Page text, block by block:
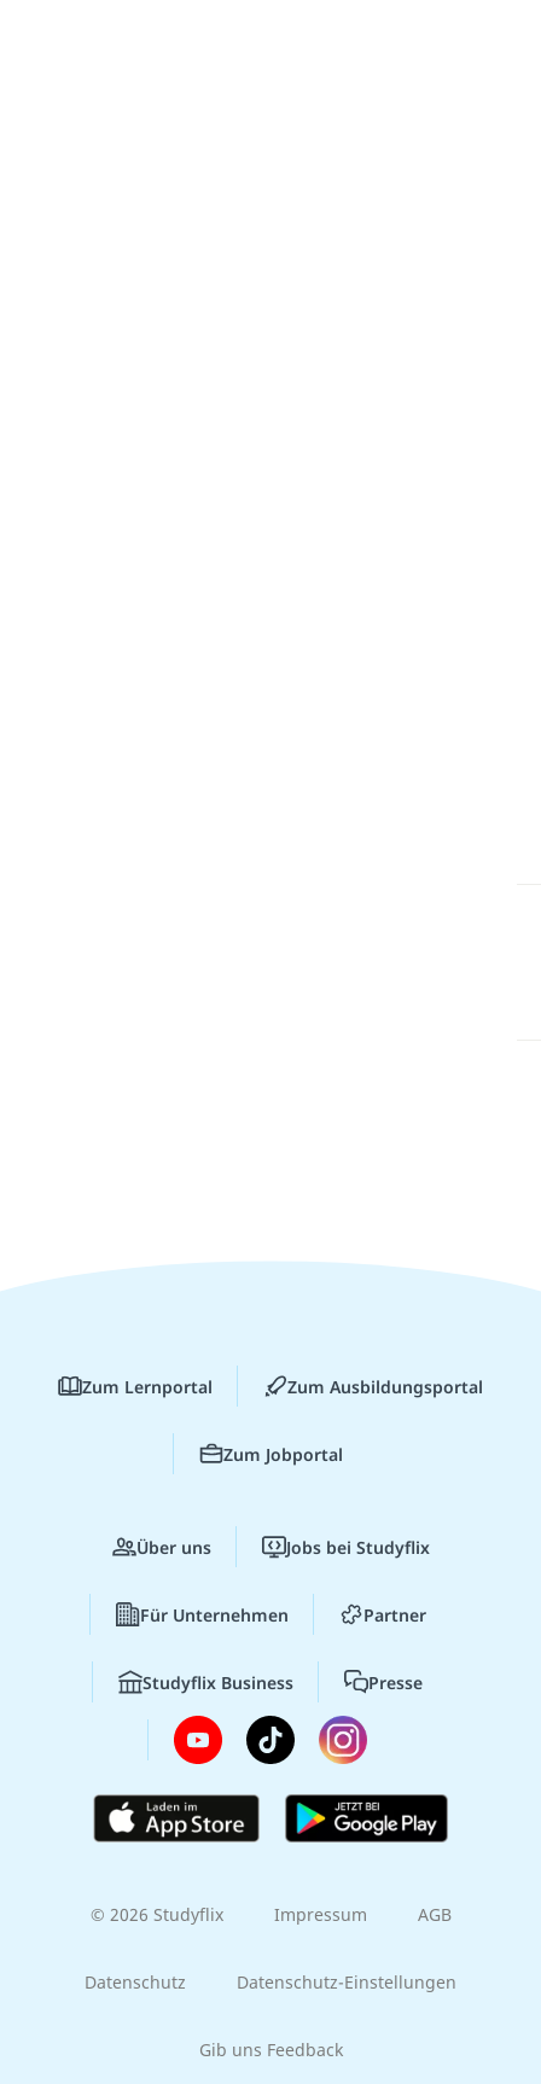
Zum Lernportal Zum Ausbildungsportal
Zum Jobportal
Über uns Jobs bei Studyflix
Für Unternehmen Partner
Studyflix Business Presse
© 2026 Studyflix Impressum AGB
Datenschutz Datenschutz-Einstellungen
Gib uns Feedback